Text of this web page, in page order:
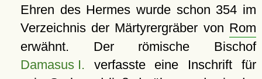
Ehren des Hermes wurde schon 354 im
Verzeichnis der Märtyrergräber von Rom
erwähnt. Der römische Bischof
Damasus I. verfasste eine Inschrift für